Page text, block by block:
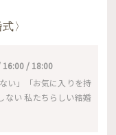
〉
16:00 / 18:00
い」「お気に入りを持
ない 私たちらしい結婚